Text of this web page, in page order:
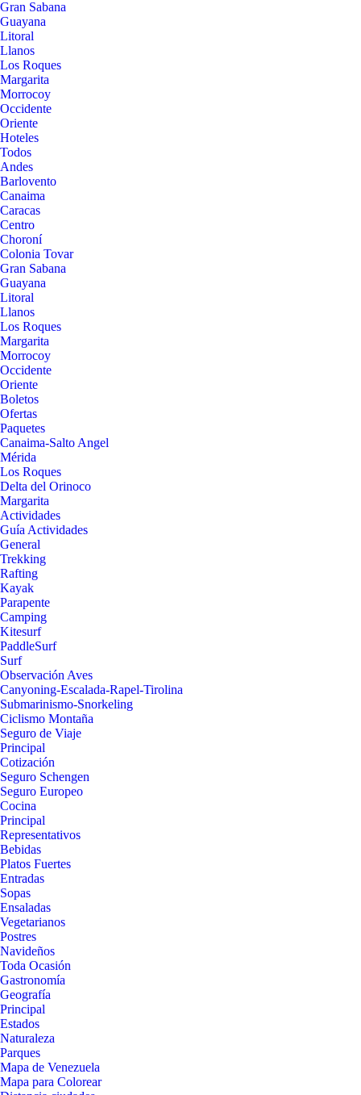
Gran Sabana
Guayana
Litoral
Llanos
Los Roques
Margarita
Morrocoy
Occidente
Oriente
Hoteles
Todos
Andes
Barlovento
Canaima
Caracas
Centro
Choroní
Colonia Tovar
Gran Sabana
Guayana
Litoral
Llanos
Los Roques
Margarita
Morrocoy
Occidente
Oriente
Boletos
Ofertas
Paquetes
Canaima-Salto Angel
Mérida
Los Roques
Delta del Orinoco
Margarita
Actividades
Guía Actividades
General
Trekking
Rafting
Kayak
Parapente
Camping
Kitesurf
PaddleSurf
Surf
Observación Aves
Canyoning-Escalada-Rapel-Tirolina
Submarinismo-Snorkeling
Ciclismo Montaña
Seguro de Viaje
Principal
Cotización
Seguro Schengen
Seguro Europeo
Cocina
Principal
Representativos
Bebidas
Platos Fuertes
Entradas
Sopas
Ensaladas
Vegetarianos
Postres
Navideños
Toda Ocasión
Gastronomía
Geografía
Principal
Estados
Naturaleza
Parques
Mapa de Venezuela
Mapa para Colorear